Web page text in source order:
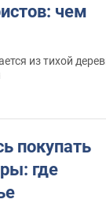
чем
из тихой
покупать
где